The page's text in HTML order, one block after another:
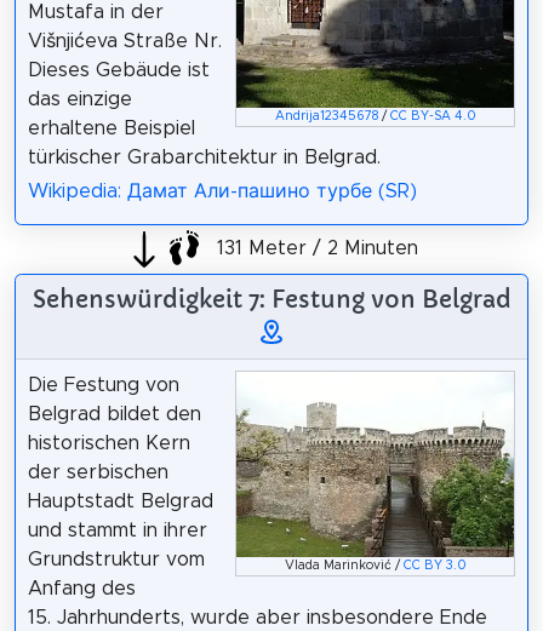
Andrija12345678/ CC BY-SA 4.0
Mustafa in der
Višnjićeva Straße Nr.
Dieses Gebäude ist
das einzige
erhaltene Beispiel
türkischer Grabarchitektur in Belgrad.
Wikipedia: Дамат Али-пашино турбе (SR)
131 Meter / 2 Minuten
Sehenswürdigkeit 7: Festung von Belgrad
Vlada Marinković / CC BY 3.0
Die Festung von
Belgrad bildet den
historischen Kern
der serbischen
Hauptstadt Belgrad
und stammt in ihrer
Grundstruktur vom
Anfang des
15. Jahrhunderts, wurde aber insbesondere Ende